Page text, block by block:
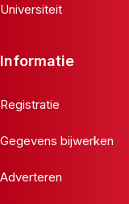
Universiteit
Informatie
Registratie
Gegevens bijwerken
Adverteren